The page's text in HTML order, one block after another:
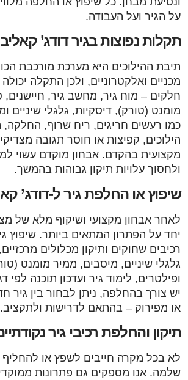
על הגיר ועל העבודה.
תקלות נפוצות בגיר דודג’
תיבת ההילוכים היא מערכת מורכבת
מכניים ואלקטרוניים, ולכן התקלה
חלקים – מוח גיר, מחשב גיר, חיישנים,
מומנט (טורק), דיסקיות, גלגלי שיניים
כמו רעשים חריגים, ריח שרוף,
הילוכים, קפיצות או חוסר תגובה
מקצועית בהקדם. אבחון מוקדם עשוי
ולחסוך עלויות תיקון גבוהות בהמשך.
שיפוץ או החלפת גיר ל-דודג’
לאחר אבחון מקצועי ושיקוף מלא של
יחד על הפתרון המתאים ביותר. שיפוץ
רכיבים שחוקים ותיקון מכלולים
גלגלי שיניים, מיסבים, ממיר מומנט
ופילטרים, לימוד גיר ועדכון תוכנה
יש צורך בהחלפה, ניתן לבחור בין גיר
או מפירוק – בהתאם לדרישות ולתקציב.
תיקון והחלפת רכיבי גיר
לא בכל מקרה חייבים לשפץ או להחליף
שלמה. אנו מספקים גם פתרונות